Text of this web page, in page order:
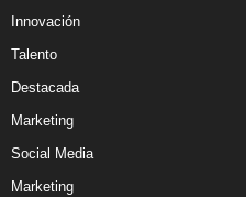
Innovación
Talento
Destacada
Marketing
Social Media
Marketing